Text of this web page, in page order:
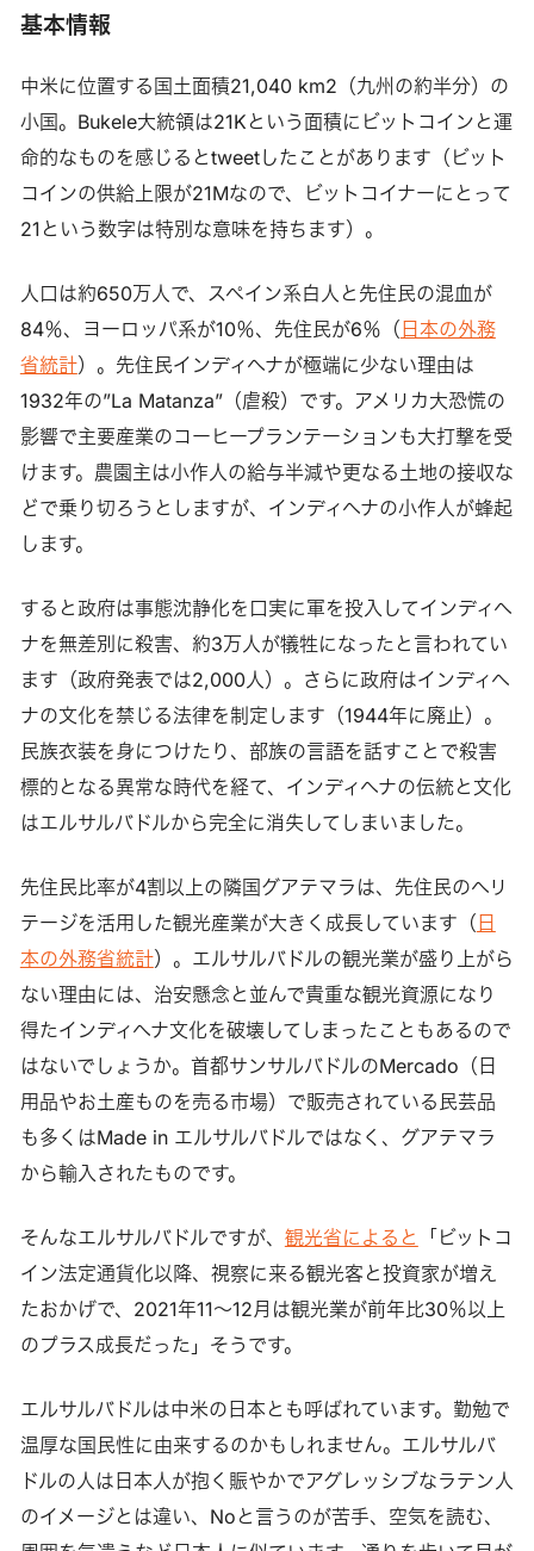
基本情報
中米に位置する国土面積21,040 km2（九州の約半分）の
小国。Bukele大統領は21Kという面積にビットコインと運
命的なものを感じるとtweetしたことがあります（ビット
コインの供給上限が21Mなので、ビットコイナーにとって
21という数字は特別な意味を持ちます）。
人口は約650万人で、スペイン系白人と先住民の混血が
84％、ヨーロッパ系が10％、先住民が6％（ 日本の外務
省統計）。先住民インディヘナが極端に少ない理由は
1932年の”La Matanza”（虐殺）です。アメリカ大恐慌の
影響で主要産業のコーヒープランテーションも大打撃を受
けます。農園主は小作人の給与半減や更なる土地の接収な
どで乗り切ろうとしますが、インディヘナの小作人が蜂起
します。
すると政府は事態沈静化を口実に軍を投入してインディヘ
ナを無差別に殺害、約3万人が犠牲になったと言われてい
ます（政府発表では2,000人）。さらに政府はインディヘ
ナの文化を禁じる法律を制定します（1944年に廃止）。
民族衣装を身につけたり、部族の言語を話すことで殺害
標的となる異常な時代を経て、インディヘナの伝統と文化
はエルサルバドルから完全に消失してしまいました。
先住民比率が4割以上の隣国グアテマラは、先住民のヘリ
テージを活用した観光産業が大きく成長しています（ 日
本の外務省統計）。エルサルバドルの観光業が盛り上がら
ない理由には、治安懸念と並んで貴重な観光資源になり
得たインディヘナ文化を破壊してしまったこともあるので
はないでしょうか。首都サンサルバドルのMercado（日
用品やお土産ものを売る市場）で販売されている民芸品
も多くはMade in エルサルバドルではなく、グアテマラ
から輸入されたものです。
そんなエルサルバドルですが、 観光省によると
「ビットコ
イン法定通貨化以降、視察に来る観光客と投資家が増え
たおかげで、2021年11〜12月は観光業が前年比30％以上
のプラス成長だった」そうです。
エルサルバドルは中米の日本とも呼ばれています。勤勉で
温厚な国民性に由来するのかもしれません。エルサルバ
ドルの人は日本人が抱く賑やかでアグレッシブなラテン人
のイメージとは違い、Noと言うのが苦手、空気を読む、